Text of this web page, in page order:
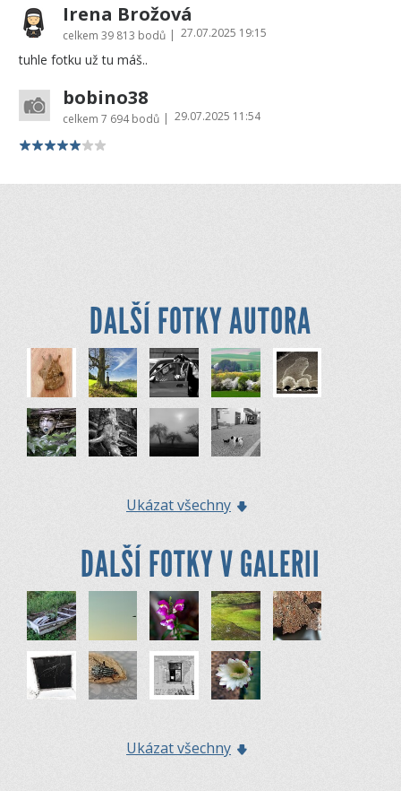
Irena Brožová
celkem 39 813 bodů | 27.07.2025 19:15
tuhle fotku už tu máš..
bobino38
celkem 7 694 bodů | 29.07.2025 11:54
DALŠÍ FOTKY AUTORA
Ukázat všechny
DALŠÍ FOTKY V GALERII
Ukázat všechny